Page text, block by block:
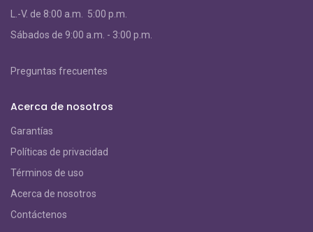
L.-V. de 8:00 a.m. 5:00 p.m.
Sábados de 9:00 a.m. - 3:00 p.m.
Preguntas frecuentes
Acerca de nosotros
Garantías
Políticas de privacidad
Términos de uso
Acerca de nosotros
Contáctenos